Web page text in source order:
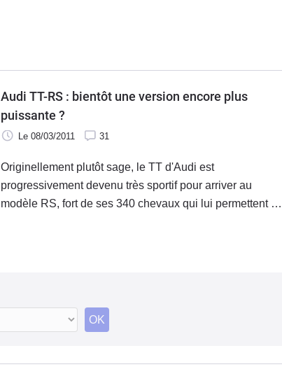
Audi TT-RS : bientôt une version encore plus
puissante ?
Le 08/03/2011 31
Originellement plutôt sage, le TT d'Audi est
progressivement devenu très sportif pour arriver au
modèle RS, fort de ses 340 chevaux qui lui permettent de
OK